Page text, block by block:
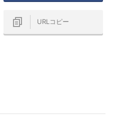
URLコピー